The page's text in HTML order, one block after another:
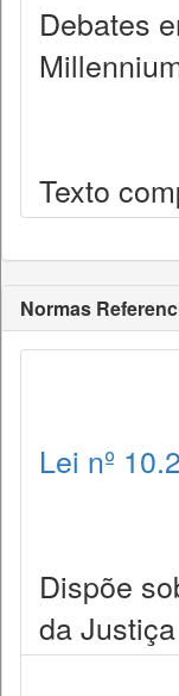
Debates
Texto
Normas
Lei nº
Dispõe
da